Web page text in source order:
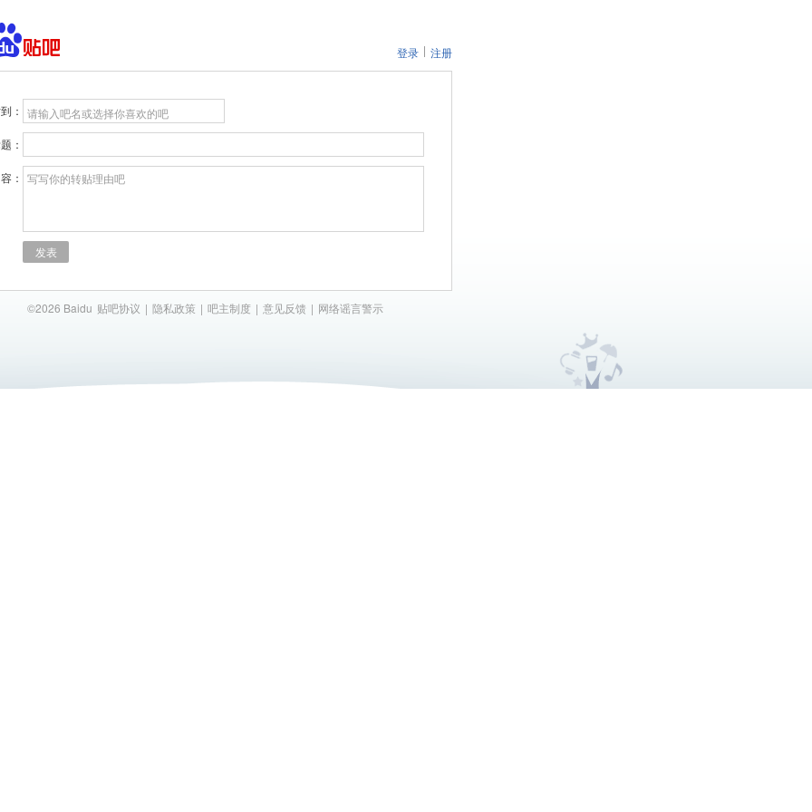
登录 注册
： 请输入吧名或选择你喜欢的吧
：
： 写写你的转贴理由吧
发表
©2026 Baidu 贴吧协议 | 隐私政策 | 吧主制度 | 意见反馈 | 网络谣言警示